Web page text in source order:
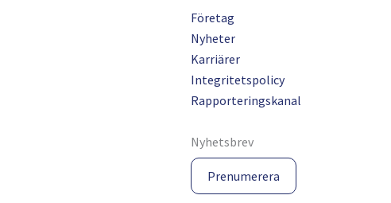
Företag
Nyheter
Karriärer
Integritetspolicy
Rapporteringskanal
Nyhetsbrev
Prenumerera